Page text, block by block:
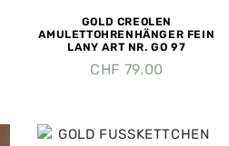
GOLD CREOLEN
AMULETTOHRENHÄNGER FEIN
LANY ART NR. GO 97
CHF 79.00